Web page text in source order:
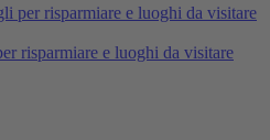
per risparmiare e luoghi da visitare
risparmiare e luoghi da visitare